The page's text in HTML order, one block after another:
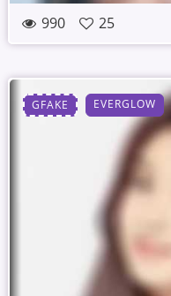
990 25
GFAKE EVERGLOW